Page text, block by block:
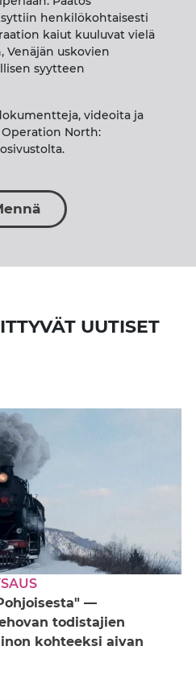
henkilökohtaisesti
kaiut kuuluvat vielä
Venäjän uskovien
syytteen
videoita ja
North:
UUTISET
—
todistajien
kohteeksi aivan